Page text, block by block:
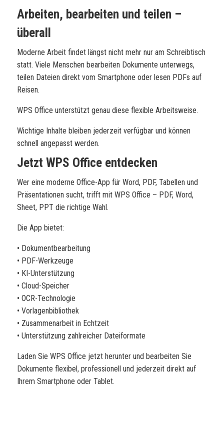
Arbeiten, bearbeiten und teilen –
überall
Moderne Arbeit findet längst nicht mehr nur am Schreibtisch
statt. Viele Menschen bearbeiten Dokumente unterwegs,
teilen Dateien direkt vom Smartphone oder lesen PDFs auf
Reisen.
WPS Office unterstützt genau diese flexible Arbeitsweise.
Wichtige Inhalte bleiben jederzeit verfügbar und können
schnell angepasst werden.
Jetzt WPS Office entdecken
Wer eine moderne Office-App für Word, PDF, Tabellen und
Präsentationen sucht, trifft mit WPS Office – PDF, Word,
Sheet, PPT die richtige Wahl.
Die App bietet:
• Dokumentbearbeitung
• PDF-Werkzeuge
• KI-Unterstützung
• Cloud-Speicher
• OCR-Technologie
• Vorlagenbibliothek
• Zusammenarbeit in Echtzeit
• Unterstützung zahlreicher Dateiformate
Laden Sie WPS Office jetzt herunter und bearbeiten Sie
Dokumente flexibel, professionell und jederzeit direkt auf
Ihrem Smartphone oder Tablet.